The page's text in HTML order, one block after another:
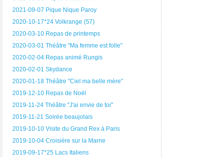
2021-09-07 Pique Nique Paroy
2020-10-17*24 Volkrange (57)
2020-03-10 Repas de printemps
2020-03-01 Théâtre "Ma femme est folle"
2020-02-04 Repas animé Rungis
2020-02-01 Skydance
2020-01-18 Théâtre "Ciel ma belle mère"
2019-12-10 Repas de Noël
2019-11-24 Théâtre "J'ai envie de toi"
2019-11-21 Soirée beaujolais
2019-10-10 Visite du Grand Rex à Paris
2019-10-04 Croisière sur la Marne
2019-09-17*25 Lacs Italiens